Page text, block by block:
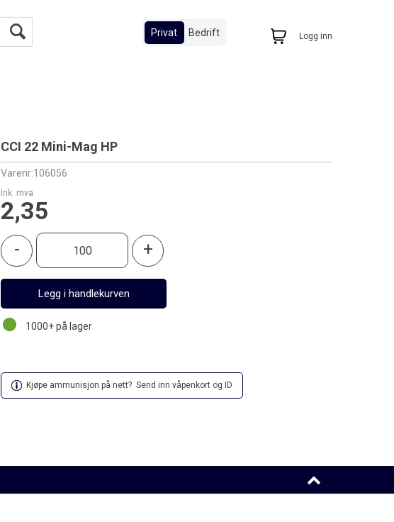
Logg inn
Privat Bedrift
CCI 22 Mini-Mag HP
Varenr:106056
Ink. mva
2,35
- +
1000+på lager
Kjøpe ammunisjon på nett? Send inn våpenkort og ID